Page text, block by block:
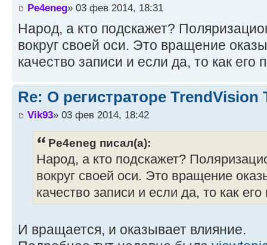
Pe4eneg» 03 фев 2014, 18:31
Народ, а кто подскажет?
вокруг своей оси. Это вращение
качество записи и если да, то как его
Re: О регистраторе TrendVision
Vik93» 03 фев 2014, 18:42
Pe4eneg писал(а):
Народ, а кто подскажет?
вокруг своей оси. Это вращение
качество записи и если да, то как
И вращается, и оказывает влияние.